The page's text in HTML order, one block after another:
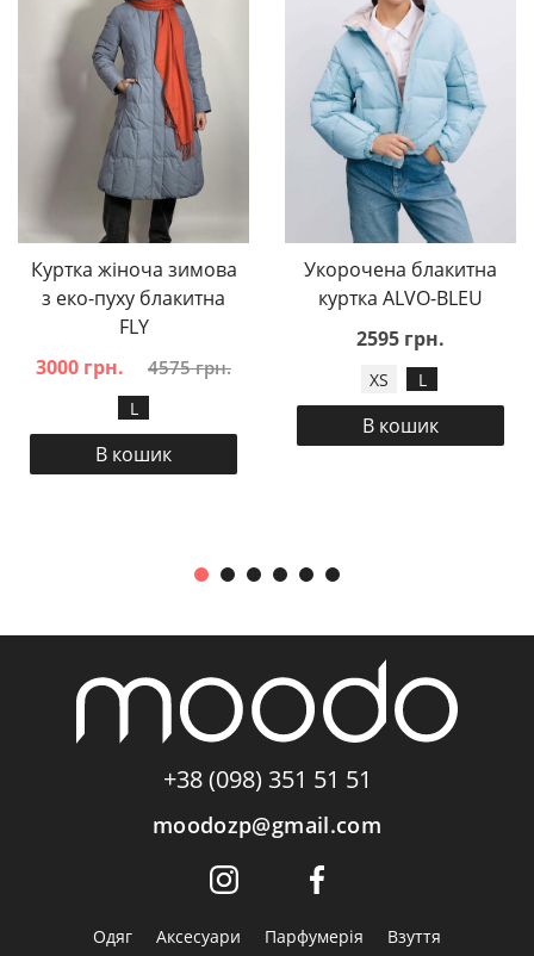
Куртка жіноча зимова
з еко-пуху блакитна
FLY
3000 грн.
4575 грн.
L
В кошик
Укорочена блакитна
куртка ALVO-BLEU
2595 грн.
XS L
В кошик
+38 (098) 351 51 51
moodozp@gmail.com
Одяг Аксесуари Парфумерія Взуття